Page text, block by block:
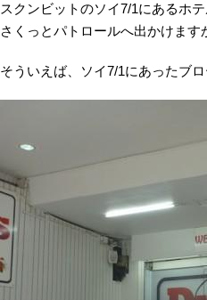
スクンビットのソイ7/1にあるホ
さくっとパトロールへ出かけます
そういえば、ソイ7/1にあったブ